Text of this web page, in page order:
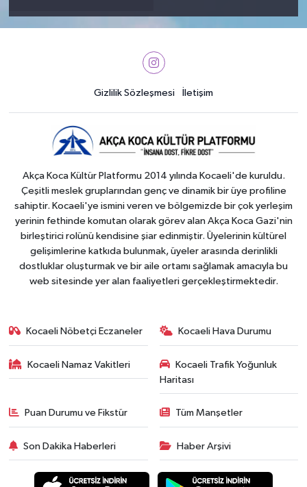
Gizlilik Sözleşmesi İletişim
Akça Koca Kültür Platformu 2014 yılında Kocaeli'de kuruldu.
Çeşitli meslek gruplarından genç ve dinamik bir üye profiline
sahiptir. Kocaeli'ye ismini veren ve bölgemizde bir çok yerleşim
yerinin fethinde komutan olarak görev alan Akça Koca Gazi'nin
birleştirici rolünü kendisine şiar edinmiştir. Üyelerinin kültürel
gelişimlerine katkıda bulunmak, üyeler arasında derinlikli
dostluklar oluşturmak ve bir aile ortamı sağlamak amacıyla bu
web sitesinde yer alan faaliyetleri gerçekleştirmektedir.
Kocaeli Nöbetçi Eczaneler Kocaeli Hava Durumu
Kocaeli Namaz Vakitleri
Kocaeli Trafik Yoğunluk
Haritası
Puan Durumu ve Fikstür Tüm Manşetler
Son Dakika Haberleri Haber Arşivi